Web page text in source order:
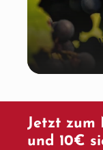
Jetzt zum
und 10€